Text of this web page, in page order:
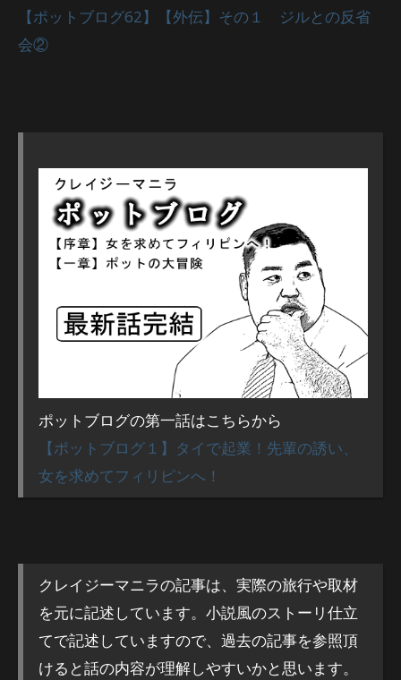
【ポットブログ62】【外伝】その１ ジルとの反省
会②
ポットブログの第一話はこちらから
【ポットブログ１】タイで起業！先輩の誘い、
女を求めてフィリピンへ！
クレイジーマニラの記事は、実際の旅行や取材
を元に記述しています。小説風のストーリ仕立
てで記述していますので、過去の記事を参照頂
けると話の内容が理解しやすいかと思います。